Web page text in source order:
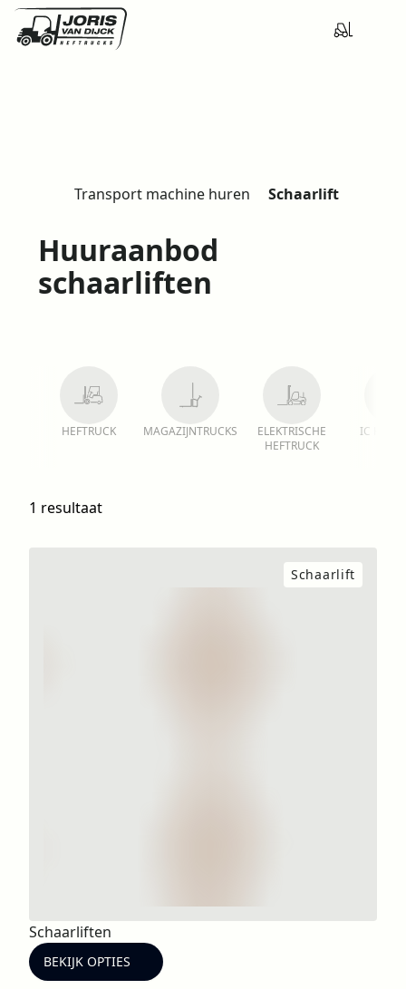
m
Transport machine huren Schaarlift
Huuraanbod
schaarliften
HEFTRUCK MAGAZIJNTRUCKS
ELEKTRISCHE
HEFTRUCK
IC
1 resultaat
Schaarlift
Schaarliften
BEKIJK OPTIES